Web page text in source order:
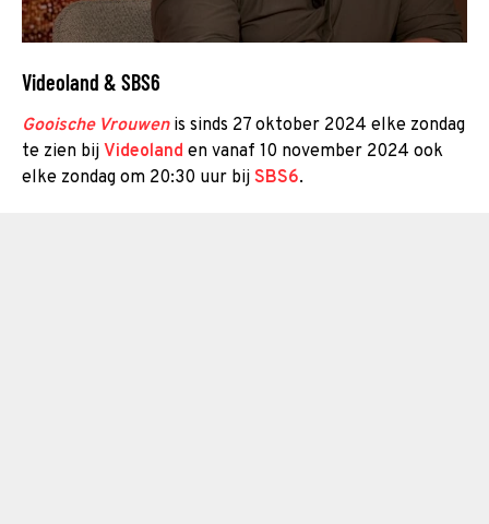
Videoland & SBS6
Gooische Vrouwenis sinds 27 oktober 2024 elke zondag
te zien bij Videoland en vanaf 10 november 2024 ook
elke zondag om 20:30 uur bij SBS6.